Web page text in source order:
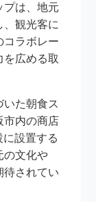
プは、地元
、観光客に
コラボレー
を広める取
いた朝食ス
市内の商店
設置する
の文化や
待されてい